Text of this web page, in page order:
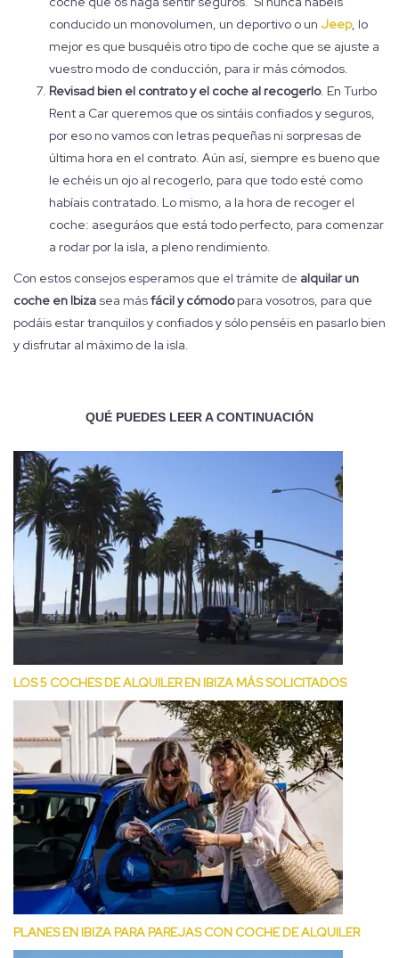
conducido un monovolumen, un deportivo o un Jeep, lo
mejor es que busquéis otro tipo de coche que se ajuste a
vuestro modo de conducción, para ir más cómodos.
Revisad bien el contrato y el coche al recogerlo. En Turbo
Rent a Car queremos que os sintáis confiados y seguros,
por eso no vamos con letras pequeñas ni sorpresas de
última hora en el contrato. Aún así, siempre es bueno que
le echéis un ojo al recogerlo, para que todo esté como
habíais contratado. Lo mismo, a la hora de recoger el
coche: aseguráos que está todo perfecto, para comenzar
a rodar por la isla, a pleno rendimiento.
Con estos consejos esperamos que el trámite de alquilar un
coche en Ibiza sea másfácil y cómodopara vosotros, para que
podáis estar tranquilos y confiados y sólo penséis en pasarlo bien
y disfrutar al máximo de la isla.
QUÉ PUEDES LEER A CONTINUACIÓN
LOS 5 COCHES DE ALQUILER EN IBIZA MÁS SOLICITADOS
PLANES EN IBIZA PARA PAREJAS CON COCHE DE ALQUILER